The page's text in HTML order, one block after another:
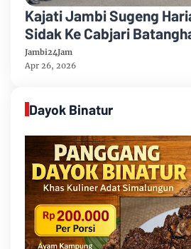
Kajati Jambi Sugeng
Sidak Ke Cabjari
Tembesi Periksa Absensi
Jambi24Jam
Apr 26, 2026
Dayok Binatur